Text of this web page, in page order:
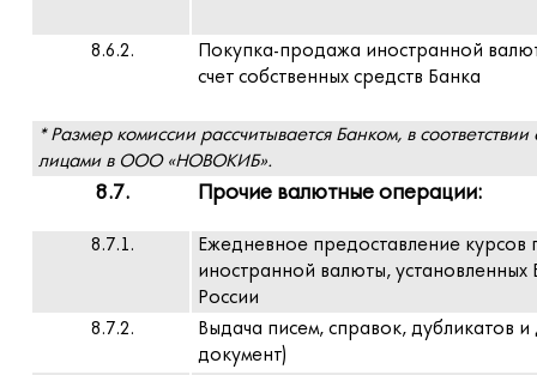
8.6.2.
Покупка-продажа иностранной
счет собственных средств Банка
* Размер комиссии рассчитывается Банком, в
лицами в ООО «НОВОКИБ».
8.7. Прочие валютные операции:
8.7.1.
Ежедневное предоставление
иностранной валюты, установленных
России
8.7.2.
Выдача писем, справок, дубликатов
документ)